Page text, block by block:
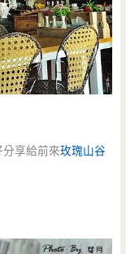
享給前來玫瑰山谷